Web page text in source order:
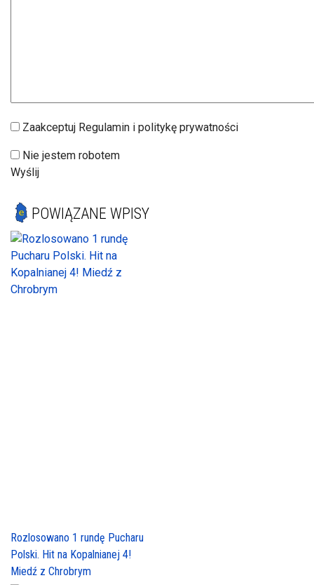
Zaakceptuj Regulamin i politykę prywatności
Nie jestem robotem
Wyślij
POWIĄZANE WPISY
Rozlosowano 1 rundę Pucharu
Polski. Hit na Kopalnianej 4!
Miedź z Chrobrym